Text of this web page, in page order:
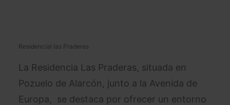
Residencial las Praderas
La Residencia Las Praderas, situada en
Pozuelo de Alarcón, junto a la Avenida de
Europa, se destaca por ofrecer un entorno